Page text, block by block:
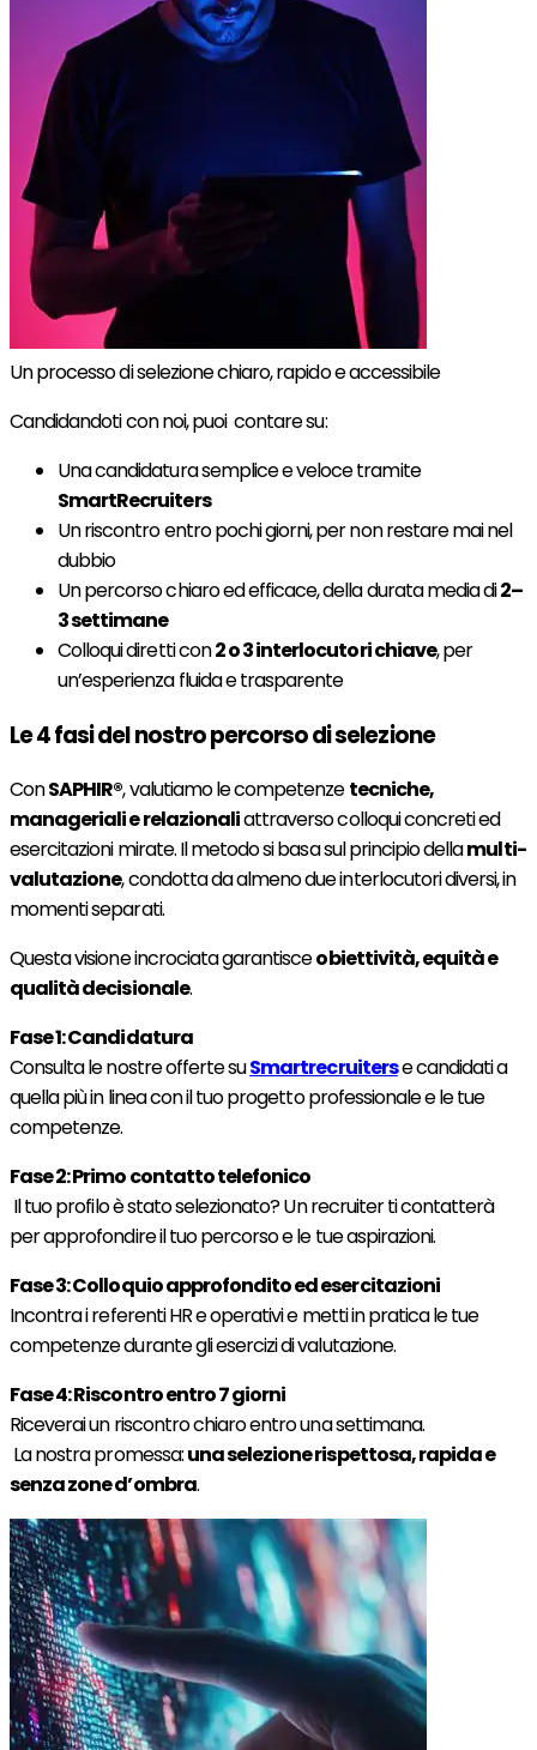
Un processo di selezione chiaro, rapido e accessibile
Candidandoti con noi, puoi contare su:
Una candidatura semplice e veloce tramite
SmartRecruiters
Un riscontro entro pochi giorni, per non restare mai nel
dubbio
Un percorso chiaro ed efficace, della durata media di2–
3 settimane
Colloqui diretti con2 o 3 interlocutori chiave, per
un’esperienza fluida e trasparente
Le 4 fasi del nostro percorso di selezione
ConSAPHIR®, valutiamo le competenzetecniche,
manageriali e relazionaliattraverso colloqui concreti ed
esercitazioni mirate. Il metodo si basa sul principio dellamulti-
valutazione, condotta da almeno due interlocutori diversi, in
momenti separati.
Questa visione incrociata garantisceobiettività, equità e
qualità decisionale.
Fase 1: Candidatura
Consulta le nostre offerte suSmartrecruiterse candidati a
quella più in linea con il tuo progetto professionale e le tue
competenze.
Fase 2: Primo contatto telefonico
Il tuo profilo è stato selezionato? Un recruiter ti contatterà
per approfondire il tuo percorso e le tue aspirazioni.
Fase 3: Colloquio approfondito ed esercitazioni
Incontra i referenti HR e operativi e metti in pratica le tue
competenze durante gli esercizi di valutazione.
Fase 4: Riscontro entro 7 giorni
Riceverai un riscontro chiaro entro una settimana.
La nostra promessa:una selezione rispettosa, rapida e
senza zone d’ombra.